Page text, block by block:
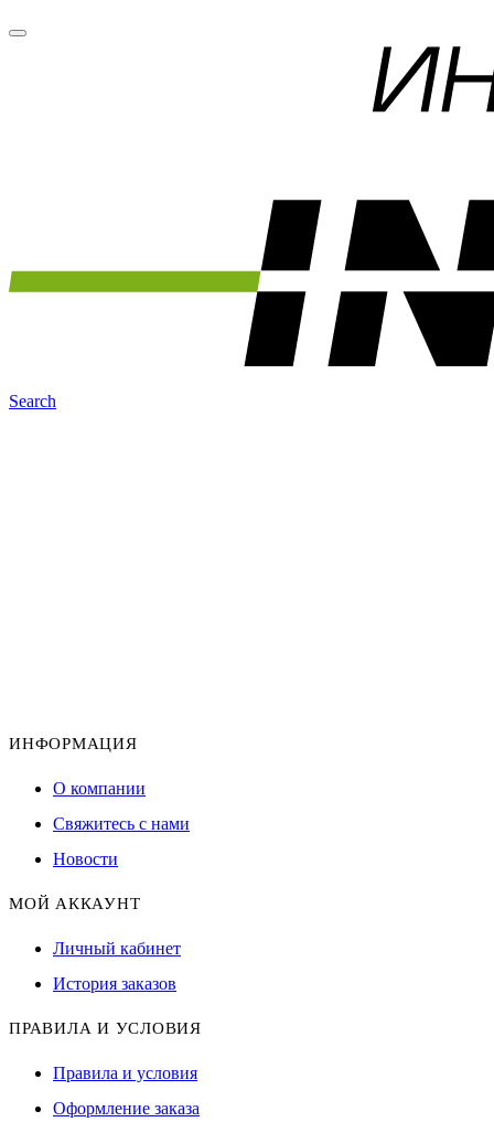
Search
ИНФОРМАЦИЯ
О компании
Свяжитесь с нами
Новости
МОЙ АККАУНТ
Личный кабинет
История заказов
ПРАВИЛА И УСЛОВИЯ
Правила и условия
Оформление заказа